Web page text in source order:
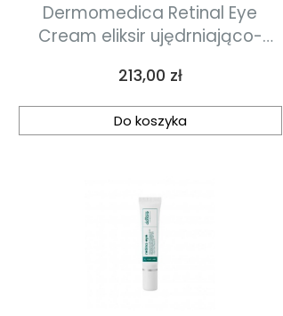
Dermomedica Retinal Eye
Cream eliksir ujędrniająco-
wypoczętego spojrzenia 15 ml
Cena
213,00 zł
Do koszyka